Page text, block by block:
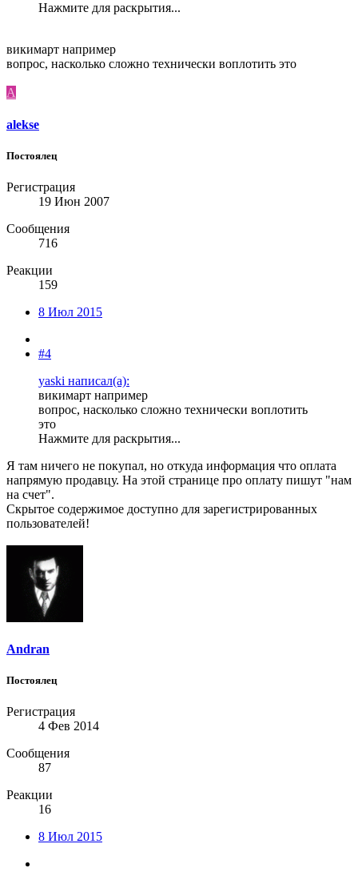
Нажмите для раскрытия...
викимарт например
вопрос, насколько сложно технически воплотить это
A
alekse
Постоялец
Регистрация
19 Июн 2007
Сообщения
716
Реакции
159
8 Июл 2015
#4
yaski написал(а):
викимарт например
вопрос, насколько сложно технически воплотить
это
Нажмите для раскрытия...
Я там ничего не покупал, но откуда информация что оплата
напрямую продавцу. На этой странице про оплату пишут "нам
на счет".
Скрытое содержимое доступно для зарегистрированных
пользователей!
Andran
Постоялец
Регистрация
4 Фев 2014
Сообщения
87
Реакции
16
8 Июл 2015